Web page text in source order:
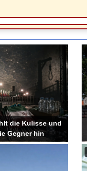
die Kulisse und
Gegner hin